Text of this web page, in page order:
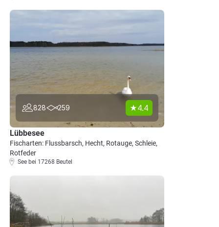
828 259 4.4
Lübbesee
Fischarten: Flussbarsch, Hecht, Rotauge, Schleie,
Rotfeder
See bei 17268 Beutel